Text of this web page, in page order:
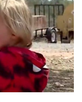
in neusmiljena."